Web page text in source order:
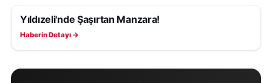
YAŞAM
Yıldızeli'nde Şaşırtan Manzara!
Haberin Detayı →